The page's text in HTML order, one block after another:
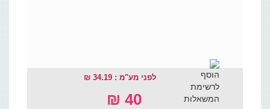
לפני מע"מ : 34.19 ₪
40 ₪